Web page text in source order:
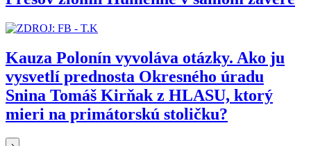
Kauza Polonín vyvoláva otázky. Ako ju
vysvetlí prednosta Okresného úradu
Snina Tomáš Kirňak z HLASU, ktorý
mieri na primátorskú stoličku?